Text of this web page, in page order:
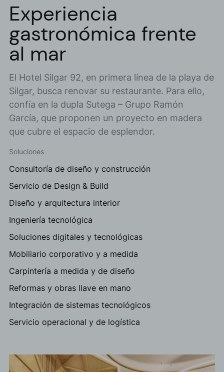
Experiencia
gastronómica frente
al mar
El Hotel Silgar 92, en primera línea de la playa de
Silgar, busca renovar su restaurante. Para ello,
confía en la dupla Sutega – Grupo Ramón
García, que proponen un proyecto en madera
que cubre el espacio de esplendor.
Soluciones
Consultoría de diseño y construcción
Servicio de Design & Build
Diseño y arquitectura interior
Ingeniería tecnológica
Soluciones digitales y tecnológicas
Mobiliario corporativo y a medida
Carpintería a medida y de diseño
Reformas y obras llave en mano
Integración de sistemas tecnológicos
Servicio operacional y de logística